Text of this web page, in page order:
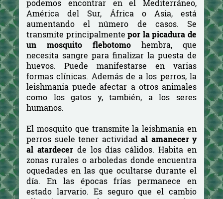
podemos encontrar en el Mediterráneo,
América del Sur, África o Asia, está
aumentando el número de casos. Se
transmite principalmentepor la picadura de
un mosquito
flebotomo hembra, que
necesita sangre para finalizar la puesta de
huevos. Puede manifestarse en varias
formas clínicas. Además de a los perros, la
leishmania puede afectar a otros animales
como los gatos y, también, a los seres
humanos.
El mosquito que transmite la leishmania en
perros suele tener actividad al amanecer y
al atardecerde los días cálidos. Habita en
zonas rurales o arboledas donde encuentra
oquedades en las que ocultarse durante el
día. En las épocas frías permanece en
estado larvario. Es seguro que el cambio